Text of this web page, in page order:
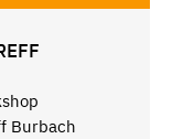
Burbach